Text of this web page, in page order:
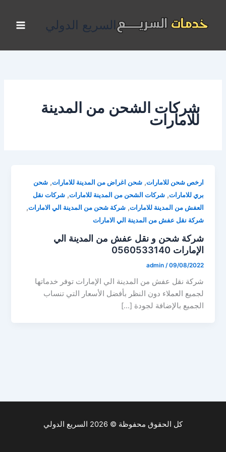
المحتوى
السريع الدولي
شركات الشحن من المدينة
للامارات
ارخص شحن للامارات,شحن اغراض من المدينة للامارات,شحن
بري للامارات,شركات الشحن من المدينة للامارات,شركات نقل
العفش من المدينة للامارات,شركة شحن من المدينة الي الامارات,
شركة نقل عفش من المدينة الي الامارات
شركة شحن و نقل عفش من المدينة الي
الإمارات 0560533140
admin /09/08/2022
شركة نقل عفش من المدينة الي الإمارات توفر خدماتها
لجميع العملاء دون النظر بأفضل الأسعار التي تنساب
الجميع بالإضافة لجودة […]
كل الحقوق محفوظة © 2026 السريع الدولي